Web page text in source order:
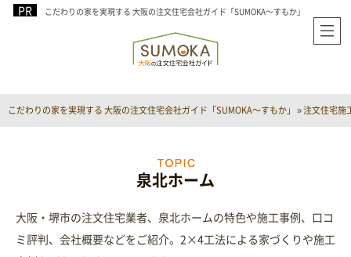
こだわりの家を実現する 大阪の注文住宅会社ガイド「SUMOKA～すもか」
こだわりの家を実現する 大阪の注文住宅会社ガイド「SUMOKA～すもか」 »注文住宅施
泉北ホーム
大阪・堺市の注文住宅業者、泉北ホームの特色や施工事例、口コ
ミ評判、会社概要などをご紹介。2×4工法による家づくりや施工